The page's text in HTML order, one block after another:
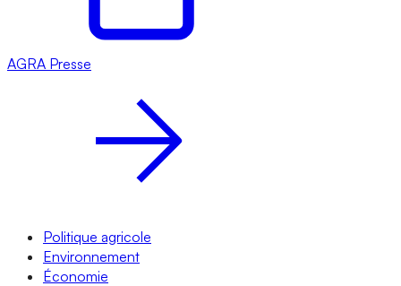
AGRA Presse
Politique agricole
Environnement
Économie